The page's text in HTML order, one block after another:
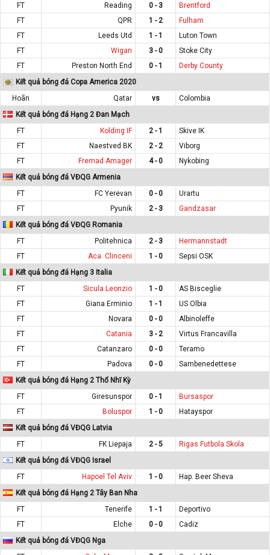
FT
Reading 0 - 3
Brentford
FT
QPR 1 - 2
Fulham
FT
Leeds Utd 1 - 1
Luton Town
FT
Wigan 3 - 0
Stoke City
FT
Preston North End 0 - 1
Derby County
Kết quả bóng đá Copa America 2020
Hoãn
Qatar vs
Colombia
Kết quả bóng đá Hạng 2 Đan Mạch
FT
Kolding IF 2 - 1
Skive IK
FT
Naestved BK 2 - 2
Viborg
FT
Fremad Amager 4 - 0
Nykobing
Kết quả bóng đá VĐQG Armenia
FT
FC Yerevan 0 - 0
Urartu
FT
Pyunik 2 - 3
Gandzasar
Kết quả bóng đá VĐQG Romania
FT
Politehnica 2 - 3
Hermannstadt
FT
Aca. Clinceni 1 - 0
Sepsi OSK
Kết quả bóng đá Hạng 3 Italia
FT
Sicula Leonzio 1 - 0
AS Bisceglie
FT
Giana Erminio 1 - 1
US Olbia
FT
Novara 0 - 0
Albinoleffe
FT
Catania 3 - 2
Virtus Francavilla
FT
Catanzaro 0 - 0
Teramo
FT
Padova 0 - 0
Sambenedettese
Kết quả bóng đá Hạng 2 Thổ Nhĩ Kỳ
FT
Giresunspor 0 - 1
Bursaspor
FT
Boluspor 1 - 0
Hatayspor
Kết quả bóng đá VĐQG Latvia
FT
FK Liepaja 2 - 5
Rigas Futbola Skola
Kết quả bóng đá VĐQG Israel
FT
Hapoel Tel Aviv 1 - 0
Hap. Beer Sheva
Kết quả bóng đá Hạng 2 Tây Ban Nha
FT
Tenerife 1 - 1
Deportivo
FT
Elche 0 - 0
Cadiz
Kết quả bóng đá VĐQG Nga